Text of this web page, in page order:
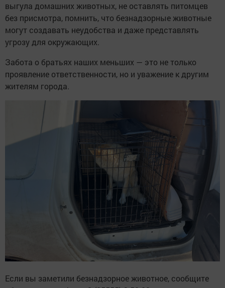
выгула домашних животных, не оставлять питомцев
без присмотра, помнить, что безнадзорные животные
могут создавать неудобства и даже представлять
угрозу для окружающих.
Забота о братьях наших меньших — это не только
проявление ответственности, но и уважение к другим
жителям города.
Если вы заметили безнадзорное животное, сообщите